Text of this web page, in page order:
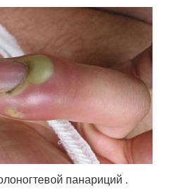
панариций .